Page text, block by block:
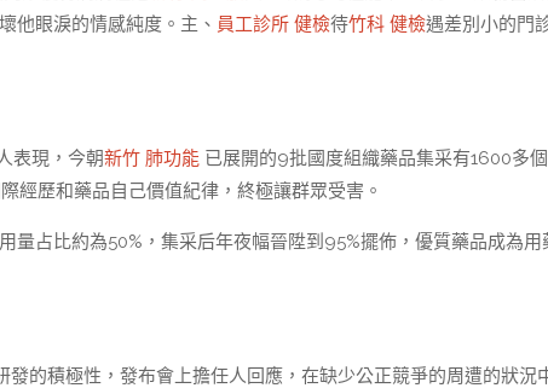
他眼淚的情感純度。主、 員工診所 健檢待竹科 健檢遇差別小的門
表現，今朝新竹 肺功能 已展開的9批國度組織藥品集采有1600多
經歷和藥品自己價值紀律，終極讓群眾受害。
量占比約為50%，集采后年夜幅晉陞到95%擺佈，優質藥品成為用
的積極性，發布會上擔任人回應，在缺少公正競爭的周遭的狀況